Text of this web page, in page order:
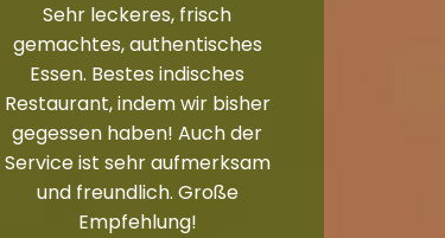
Sehr leckeres, frisch
gemachtes, authentisches
Essen. Bestes indisches
Restaurant, indem wir bisher
gegessen haben! Auch der
Service ist sehr aufmerksam
und freundlich. Große
Empfehlung!